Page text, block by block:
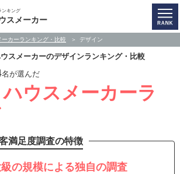
ンキング
スメーカー
カーランキング・比較 デザイン
ウスメーカーのデザインランキング・比較
名が選んだ
ウスメーカーラ
満足度調査の特徴
級の規模による独自の調査